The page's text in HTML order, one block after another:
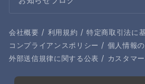
会社概要 / 利用規約 / 特定商取引法に
コンプライアンスポリシー / 個人情報
外部送信規律に関する公表 / カスタマ